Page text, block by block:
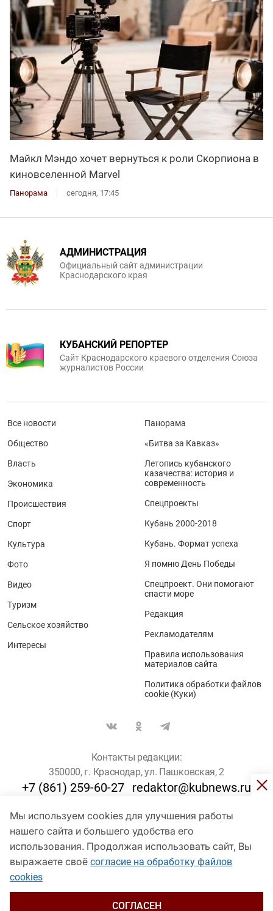
Майкл Мэндо хочет вернуться к роли Скорпиона в
киновселенной Marvel
Панорама сегодня, 17:45
Мы используем cookies для улучшения работы
нашего сайта и большего удобства его
использования. Продолжая использовать сайт, Вы
выражаете своё согласие на обработку файлов
cookies
СОГЛАСЕН
АДМИНИСТРАЦИЯ
Официальный сайт администрации
Краснодарского края
КУБАНСКИЙ РЕПОРТЕР
Сайт Краснодарского краевого отделения Союза
журналистов России
Все новости
Общество
Власть
Экономика
Происшествия
Спорт
Культура
Фото
Видео
Туризм
Сельское хозяйство
Интересы
Панорама
«Битва за Кавказ»
Летопись кубанского
казачества: история и
современность
Спецпроекты
Кубань 2000-2018
Кубань. Формат успеха
Я помню День Победы
Спецпроект. Они помогают
спасти море
Редакция
Рекламодателям
Правила использования
материалов сайта
Политика обработки файлов
cookie (Куки)
Контакты редакции:
350000, г. Краснодар, ул. Пашковская, 2
+7 (861) 259-60-27 redaktor@kubnews.ru
Для пользователей старше 16 лет
© Кубанские Новости, 2017
Сетевое издание «kubnews» зарегистрировано Федеральной
службой по надзору в сфере связи, информационных технологий
и массовых коммуникаций (Роскомнадзор). Регистрационный
Пашковская, 2). Главный редактор – Филиппов О. Ю.